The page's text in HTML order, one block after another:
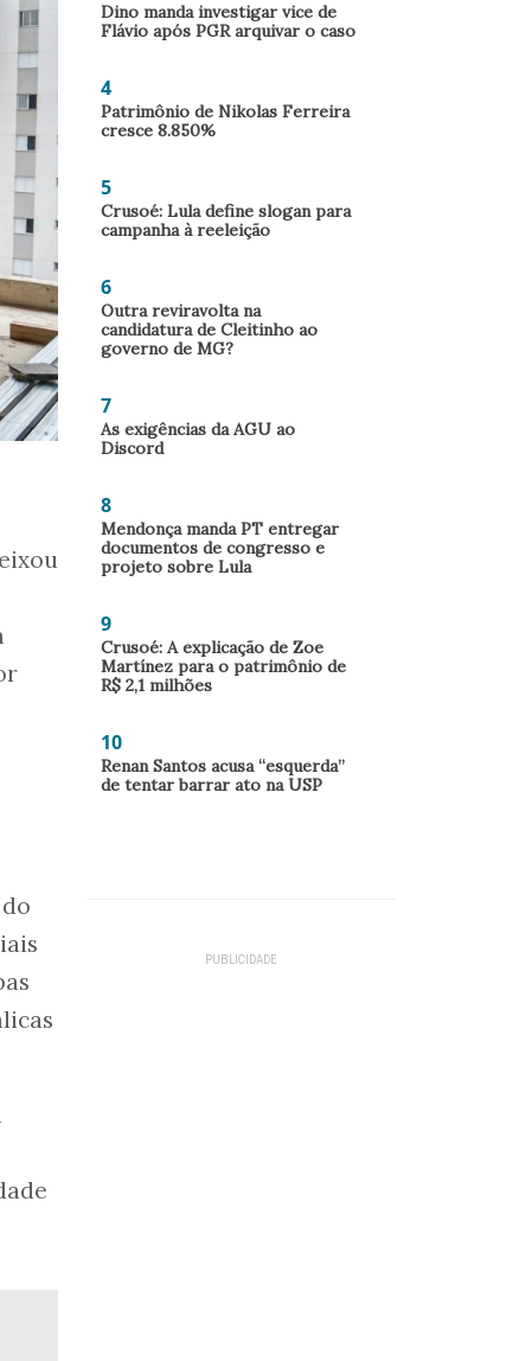
Dino manda investigar vice de
Flávio após PGR arquivar o caso
4
Patrimônio de Nikolas Ferreira
cresce 8.850%
5
Crusoé: Lula define slogan para
campanha à reeleição
6
Outra reviravolta na
candidatura de Cleitinho ao
governo de MG?
7
As exigências da AGU ao
Discord
8
Mendonça manda PT entregar
documentos de congresso e
projeto sobre Lula
9
Crusoé: A explicação de Zoe
Martínez para o patrimônio de
R$ 2,1 milhões
10
Renan Santos acusa “esquerda”
de tentar barrar ato na USP